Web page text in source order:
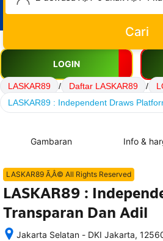
Cari
LOGIN
LASKAR89 / Daftar LASKAR89 /
LASKAR89 : Independent Draws
Gambaran Info &
LASKAR89 Ã‚Â© All Rights Reserved
LASKAR89 :
Transparan Dan Adil
Jakarta Selatan - DKI Jakarta,